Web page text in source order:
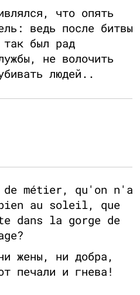
что опять
ведь после битвы
так был рад
не волочить
людей..
de métier, qu'on n'a
au soleil, que
dans la gorge de
жены, ни добра,
печали и гнева!